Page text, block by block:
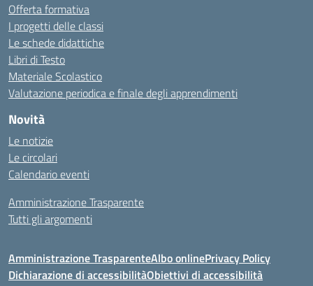
Offerta formativa
I progetti delle classi
Le schede didattiche
Libri di Testo
Materiale Scolastico
Valutazione periodica e finale degli apprendimenti
Novità
Le notizie
Le circolari
Calendario eventi
Amministrazione Trasparente
Tutti gli argomenti
Amministrazione TrasparenteAlbo onlinePrivacy Policy
Dichiarazione di accessibilitàObiettivi di accessibilità